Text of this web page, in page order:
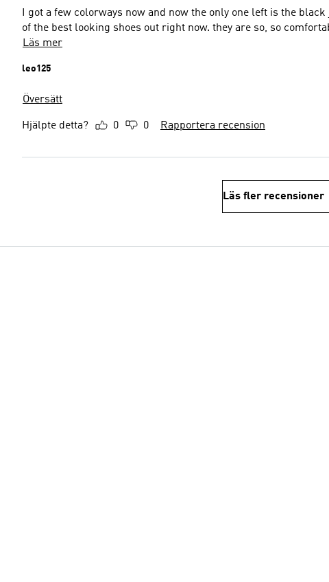
I got a few colorways now and now the only one left is the
of the best looking shoes out right now. they are so, so
Läs mer
leo125
Översätt
Hjälpte detta? 0 0 Rapportera recension
Läs fler recensioner